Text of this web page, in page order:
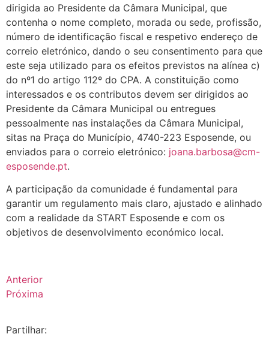
dirigida ao Presidente da Câmara Municipal, que
contenha o nome completo, morada ou sede, profissão,
número de identificação fiscal e respetivo endereço de
correio eletrónico, dando o seu consentimento para que
este seja utilizado para os efeitos previstos na alínea c)
do nº1 do artigo 112º do CPA. A constituição como
interessados e os contributos devem ser dirigidos ao
Presidente da Câmara Municipal ou entregues
pessoalmente nas instalações da Câmara Municipal,
sitas na Praça do Município, 4740-223 Esposende, ou
enviados para o correio eletrónico: joana.barbosa@cm-
esposende.pt.
A participação da comunidade é fundamental para
garantir um regulamento mais claro, ajustado e alinhado
com a realidade da START Esposende e com os
objetivos de desenvolvimento económico local.
Anterior
Próxima
Partilhar: